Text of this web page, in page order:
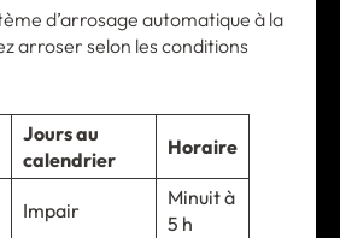
d’arrosage automatique à la
arroser selon les conditions
Jours au
calendrier
Horaire
Impair
Minuit à
5 h